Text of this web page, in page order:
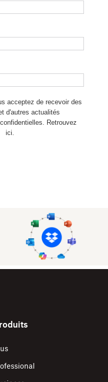
acceptez de recevoir des
d'autres actualités
Retrouvez
ici.